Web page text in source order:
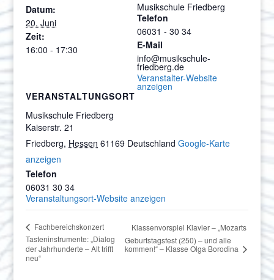
Datum:
20. Juni
Zeit:
16:00 - 17:30
VERANSTALTUNGSORT
Musikschule Friedberg
Kaiserstr. 21
Friedberg, Hessen 61169 Deutschland Google-Karte
anzeigen
Telefon
06031 30 34
Veranstaltungsort-Website anzeigen
Musikschule Friedberg
Telefon
06031 - 30 34
E-Mail
info@musikschule-
friedberg.de
Veranstalter-Website
anzeigen
Fachbereichskonzert
Tasteninstrumente: „Dialog
der Jahrhunderte – Alt trifft
neu“
Klassenvorspiel Klavier – „Mozarts
Geburtstagsfest (250) – und alle
kommen!“ – Klasse Olga Borodina